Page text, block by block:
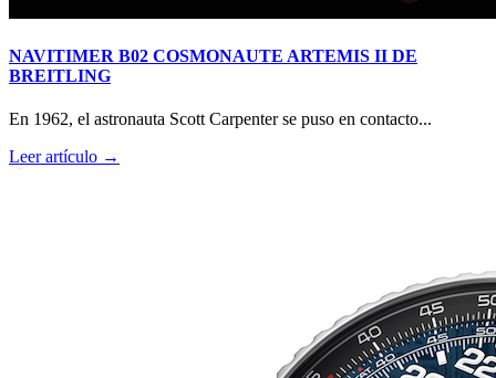
RM O7-01 COLOURED CERAMICS 2026 de RICHARD
NAVITIMER B02 COSMONAUTE ARTEMIS II DE
BREITLING
En 1962, el astronauta Scott Carpenter se puso en contacto...
Leer artículo →